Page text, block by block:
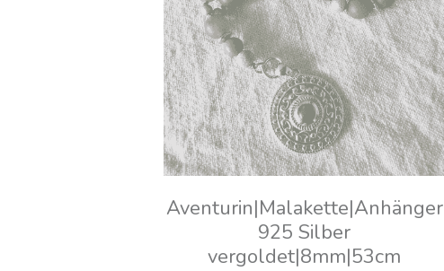
Aventurin|Malakette|Anhänger
925 Silber
vergoldet|8mm|53cm